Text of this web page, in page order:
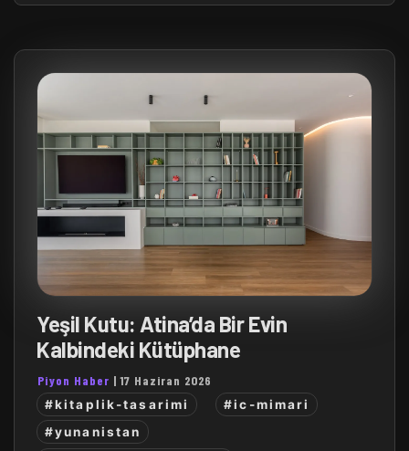
Yeşil Kutu: Atina’da Bir Evin
Kalbindeki Kütüphane
Piyon Haber |17 Haziran 2026
#kitaplik-tasarimi
#ic-mimari
#yunanistan